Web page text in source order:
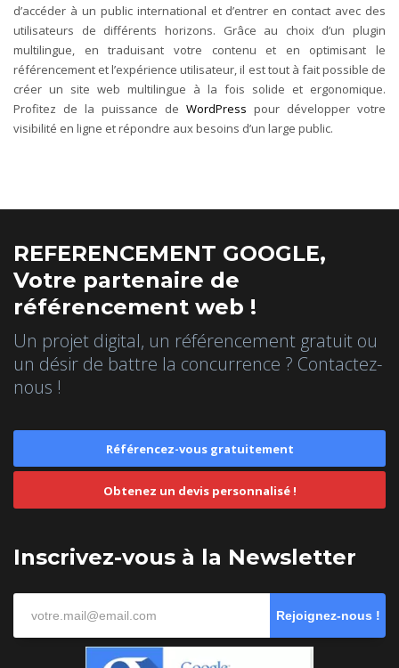
d’accéder à un public international et d’entrer en contact avec des
utilisateurs de différents horizons. Grâce au choix d’un plugin
multilingue, en traduisant votre contenu et en optimisant le
référencement et l’expérience utilisateur, il est tout à fait possible de
créer un site web multilingue à la fois solide et ergonomique.
Profitez de la puissance de WordPress pour développer votre
visibilité en ligne et répondre aux besoins d’un large public.
REFERENCEMENT GOOGLE,
Votre partenaire de
référencement web !
Un projet digital, un référencement gratuit ou
un désir de battre la concurrence ? Contactez-
nous !
Référencez-vous gratuitement
Obtenez un devis personnalisé !
Inscrivez-vous à la Newsletter
Rejoignez-nous !